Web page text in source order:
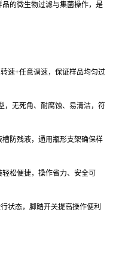
的微生物过滤与集菌操作，是
速+任意调速，保证样品均匀过
，无死角、耐腐蚀、易清洁，符
防残液，通用瓶形支架确保样
松便捷，操作省力、安全可
状态，脚踏开关提高操作便利